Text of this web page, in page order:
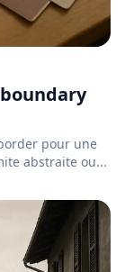
pour une
abstraite ou...